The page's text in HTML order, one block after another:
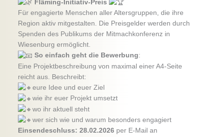
Fläming-Initiativ-Preis
Für engagierte Menschen aller Altersgruppen, die ihre
Region aktiv mitgestalten. Die Preisgelder werden durch
Spenden des Publikums der Mitmachkonferenz in
Wiesenburg ermöglicht.
So einfach geht die Bewerbung:
Eine Projektbeschreibung von maximal einer A4-Seite
reicht aus. Beschreibt:
eure Idee und euer Ziel
wie ihr euer Projekt umsetzt
wo ihr aktuell steht
wer sich wie und warum besonders engagiert
Einsendeschluss: 28.02.2026 per E-Mail an